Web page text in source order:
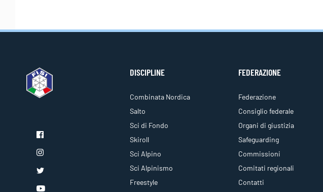
DISCIPLINE
Combinata Nordica
Salto
Sci di Fondo
Skiroll
Sci Alpino
Sci Alpinismo
Freestyle
FEDERAZIONE
Federazione
Consiglio federale
Organi di giustizia
Safeguarding
Commissioni
Comitati regionali
Contatti